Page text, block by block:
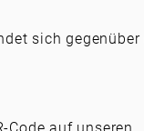
sich